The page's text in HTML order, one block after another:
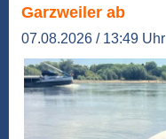
Garzweiler ab
07.08.2026 / 13:49 Uhr